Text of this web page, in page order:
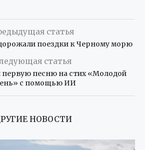
статья
поездки к Черному морю
статья
песню на стих «Молодой
с помощью ИИ
НОВОСТИ